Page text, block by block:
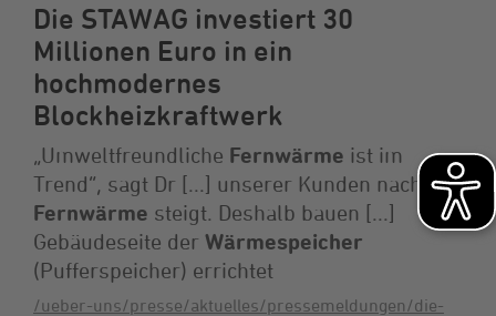
Die STAWAG investiert 30
Millionen Euro in ein
hochmodernes
Blockheizkraftwerk
„Umweltfreundliche Fernwärme ist im
Trend“, sagt Dr [...] unserer Kunden nach
Fernwärme steigt. Deshalb bauen [...]
Gebäudeseite der Wärmespeicher
(Pufferspeicher) errichtet
/ueber-uns/presse/aktuelles/pressemeldungen/die-